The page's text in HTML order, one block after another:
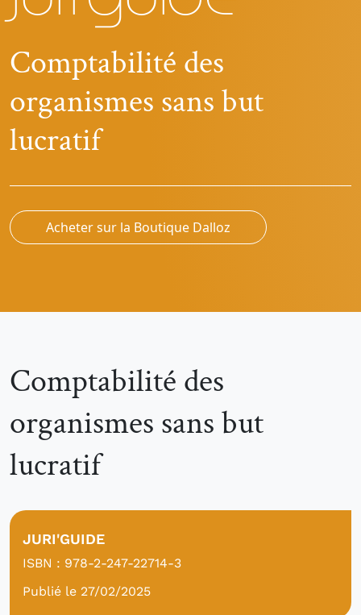
Comptabilité des
organismes sans but
lucratif
Acheter sur la Boutique Dalloz
Comptabilité des
organismes sans but
lucratif
JURI'GUIDE
ISBN : 978-2-247-22714-3
Publié le 27/02/2025